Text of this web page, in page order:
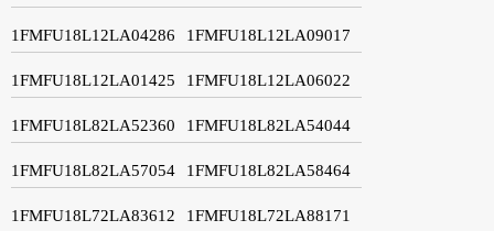
1FMFU18L12LA04286 1FMFU18L12LA09017
1FMFU18L12LA01425 1FMFU18L12LA06022
1FMFU18L82LA52360 1FMFU18L82LA54044
1FMFU18L82LA57054 1FMFU18L82LA58464
1FMFU18L72LA83612 1FMFU18L72LA88171